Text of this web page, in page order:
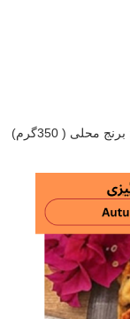
"دم پخت سیرموک"Dampokht Sirmook مواد لازم: برنج محلی ( 350گرم)